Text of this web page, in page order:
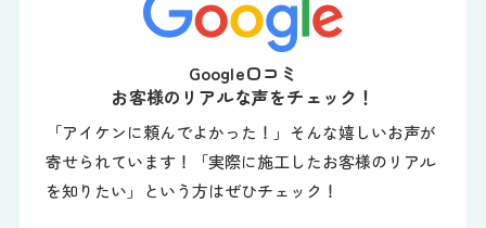
Google口コミ
お客様のリアルな声をチェック！
「アイケンに頼んでよかった！」そんな嬉しいお声が
寄せられています！「実際に施工したお客様のリアル
を知りたい」という方はぜひチェック！